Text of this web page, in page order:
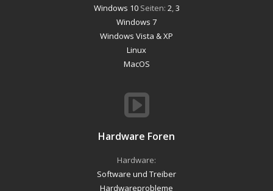
Windows 10Seiten: 2 3
Windows 7
Windows Vista & XP
Linux
MacOS
Hardware Foren
Hardware:
Software und Treiber
Hardwareprobleme